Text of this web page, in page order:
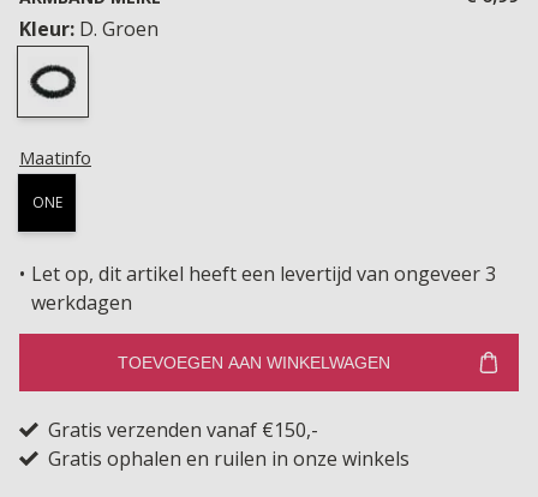
Kleur: D. Groen
Maatinfo
ONE
Let op, dit artikel heeft een levertijd van ongeveer 3
werkdagen
TOEVOEGEN AAN WINKELWAGEN
Gratis verzenden vanaf €150,-
Gratis ophalen en ruilen in onze winkels